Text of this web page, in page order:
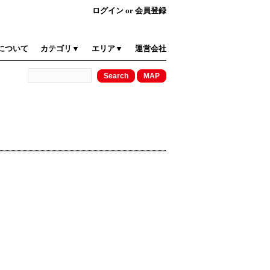
ログイン or 会員登録
ついて カテゴリ▼ エリア▼ 運営会社